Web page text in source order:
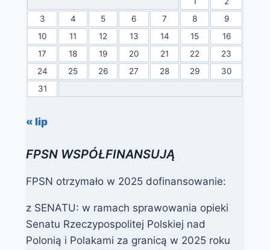
3
4 5 6 7 8
9
10
11 12 13 14 15
16
17
18 19 20 21 22
23
24
25 26 27 28 29
30
31
« lip
FPSN WSPÓŁFINANSUJĄ
FPSN otrzymało w 2025 dofinansowanie:
z SENATU: w ramach sprawowania opieki
Senatu Rzeczypospolitej Polskiej nad
Polonią i Polakami za granicą w 2025 roku